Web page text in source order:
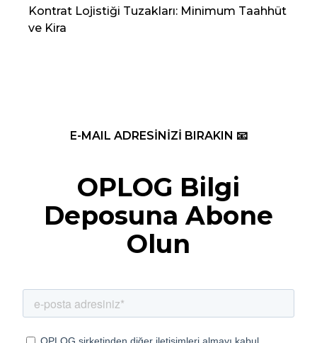
Kontrat Lojistiği Tuzakları: Minimum Taahhüt
ve Kira
E-MAIL ADRESİNİZİ BIRAKIN 📧
OPLOG Bilgi
Deposuna Abone
Olun